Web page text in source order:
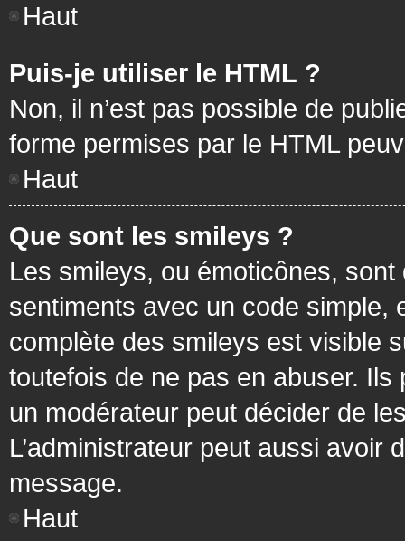
Haut
Puis-je utiliser le HTML ?
Non, il n’est pas possible de
forme permises par le HTML
Haut
Que sont les smileys ?
Les smileys, ou émoticônes,
sentiments avec un code simple,
complète des smileys est visible
toutefois de ne pas en abuser.
un modérateur peut décider de
L’administrateur peut aussi avoir
message.
Haut